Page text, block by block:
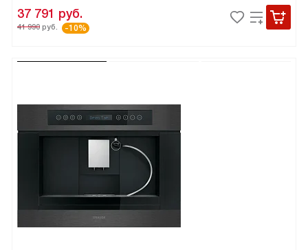
37 791 руб.
41 990 руб. -10%